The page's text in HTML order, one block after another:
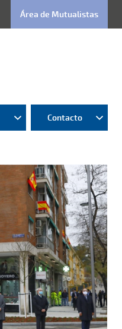
Área de Mutualistas
Contacto